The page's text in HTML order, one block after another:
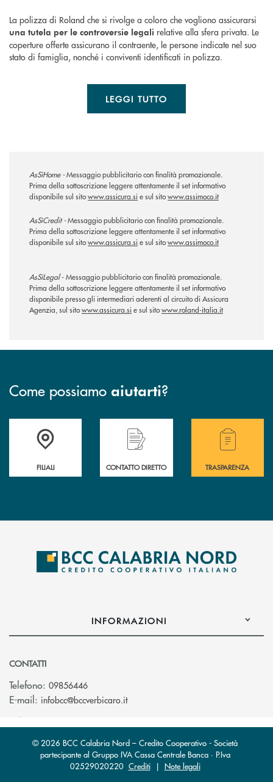
La polizza di Roland che si rivolge a coloro che vogliono assicurarsi
una tutela per le controversie legali relative alla sfera privata. Le
coperture offerte assicurano il contraente, le persone indicate nel suo
stato di famiglia, nonché i conviventi identificati in polizza.
LEGGI TUTTO
AsSìHome -Messaggio pubblicitario con finalità promozionale.
Prima della sottoscrizione leggere attentamente il set informativo
disponibile sul sitowww.assicura.sie sul sitowww.assimoco.it
AsSìCredit -Messaggio pubblicitario con finalità promozionale.
Prima della sottoscrizione leggere attentamente il set informativo
disponibile sul sitowww.assicura.sie sul sitowww.assimoco.it
AsSìLegal- Messaggio pubblicitario con finalità promozionale.
Prima della sottoscrizione leggere attentamente il set informativo
disponibile presso gli intermediari aderenti al circuito di Assicura
Agenzia, sul sitowww.assicura.sie sul sitowww.roland-italia.it
Come possiamo aiutarti?
Trova la filiale più vicina a te
FILIALI
Hai bisogno di assistenza immediata ?
CONTATTO DIRETTO
Hai bisogno di
TRASPARENZA
INFORMAZIONI
CONTATTI
Telefono: 09856446
E-mail: infobcc@bccverbicaro.it(si apre l’app di posta elettronica)
© 2026 BCC Calabria Nord – Credito Cooperativo - Società
partecipante al Gruppo IVA Cassa Centrale Banca · P.Iva
02529020220 Crediti| Note legali